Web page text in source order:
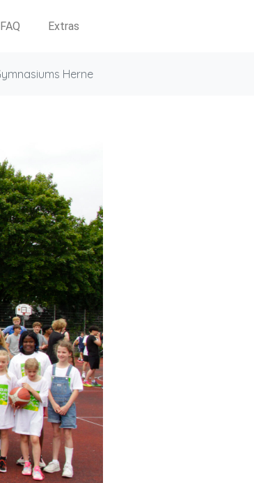
FAQ Extras
Herne